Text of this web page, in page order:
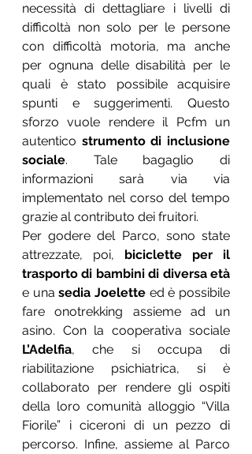
necessità di dettagliare i livelli di
difficoltà non solo per le persone
con difficoltà motoria, ma anche
per ognuna delle disabilità per le
quali è stato possibile acquisire
spunti e suggerimenti. Questo
sforzo vuole rendere il Pcfm un
autentico strumento di inclusione
sociale. Tale bagaglio di
informazioni sarà via via
implementato nel corso del tempo
grazie al contributo dei fruitori.
Per godere del Parco, sono state
attrezzate, poi, biciclette per il
e una sedia Joelette ed è possibile
fare onotrekking assieme ad un
L’Adelfia, che si occupa di
riabilitazione psichiatrica, si è
collaborato per rendere gli ospiti
della loro comunità alloggio “Villa
Fiorile” i ciceroni di un pezzo di
percorso. Infine, assieme al Parco